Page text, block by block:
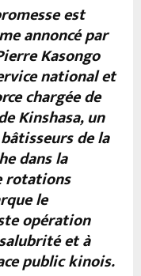
est
annoncé par
Kasongo
national et
chargée de
Kinshasa, un
de la
dans la
rotations
le
opération
et à
public kinois.